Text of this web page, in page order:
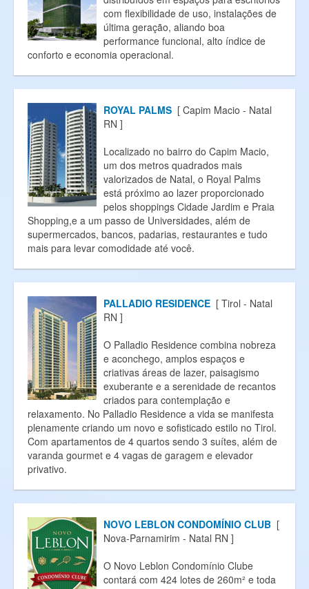
com flexibilidade de uso, instalações de
última geração, aliando boa
performance funcional, alto índice de
conforto e economia operacional.
ROYAL PALMS [ Capim Macio - Natal
RN ]
Localizado no bairro do Capim Macio,
um dos metros quadrados mais
valorizados de Natal, o Royal Palms
está próximo ao lazer proporcionado
pelos shoppings Cidade Jardim e Praia
Shopping,e a um passo de Universidades, além de
supermercados, bancos, padarias, restaurantes e tudo
mais para levar comodidade até você.
PALLADIO RESIDENCE [ Tirol - Natal
RN ]
O Palladio Residence combina nobreza
e aconchego, amplos espaços e
criativas áreas de lazer, paisagismo
exuberante e a serenidade de recantos
criados para contemplação e
relaxamento. No Palladio Residence a vida se manifesta
plenamente criando um novo e sofisticado estilo no Tirol.
Com apartamentos de 4 quartos sendo 3 suítes, além de
varanda gourmet e 4 vagas de garagem e elevador
privativo.
NOVO LEBLON CONDOMÍNIO CLUB [
Nova-Parnamirim - Natal RN ]
O Novo Leblon Condomínio Clube
contará com 424 lotes de 260m² e toda